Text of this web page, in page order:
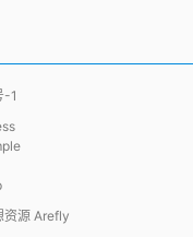
-1
资源 Arefly